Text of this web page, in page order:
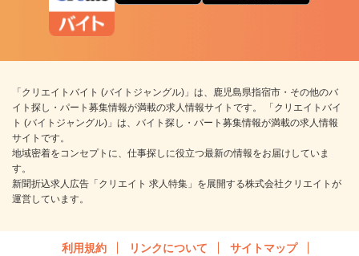
「クリエイトバイト (バイトジャングル)」は、鹿児島県指宿市・その他のバ
イト探し・パート募集情報が満載の求人情報サイトです。 「クリエイトバイ
ト (バイトジャングル)」は、バイト探し・パート募集情報が満載の求人情報
サイトです。
地域密着をコンセプトに、仕事探しに役立つ最新の情報をお届けしていま
す。
新聞折込求人広告「クリエイト 求人特集」を展開する株式会社クリエイトが
運営しています。
利用規約 リンクについて サイトマップ